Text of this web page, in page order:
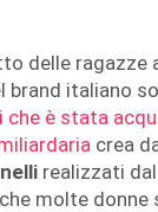
delle ragazze
italiano
che è stata
crea
realizzati
molte